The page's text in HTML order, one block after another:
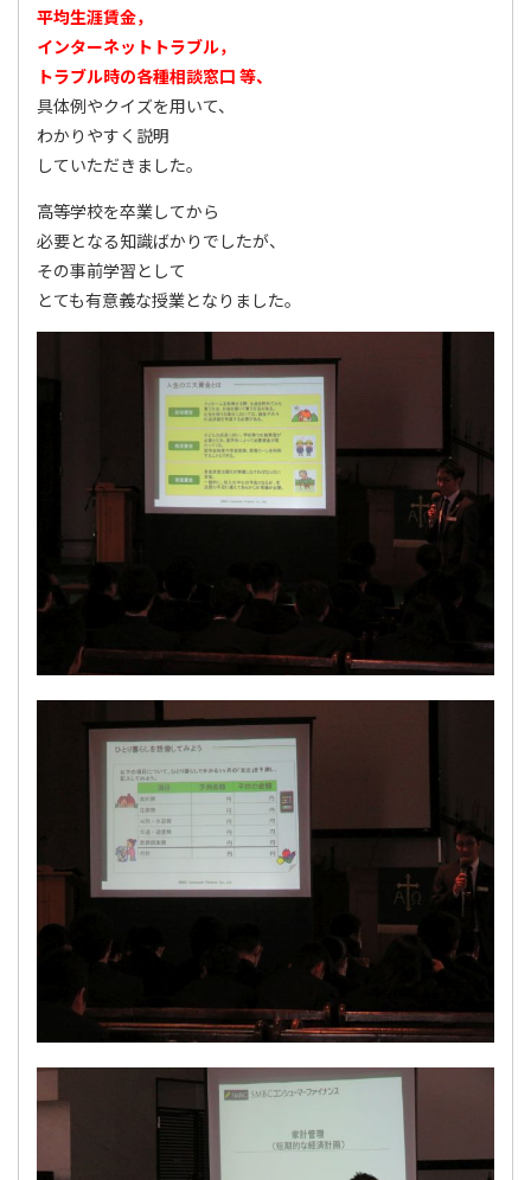
平均生涯賃金，
インターネットトラブル，
トラブル時の各種相談窓口 等、
具体例やクイズを用いて、
わかりやすく説明
していただきました。
高等学校を卒業してから
必要となる知識ばかりでしたが、
その事前学習として
とても有意義な授業となりました。